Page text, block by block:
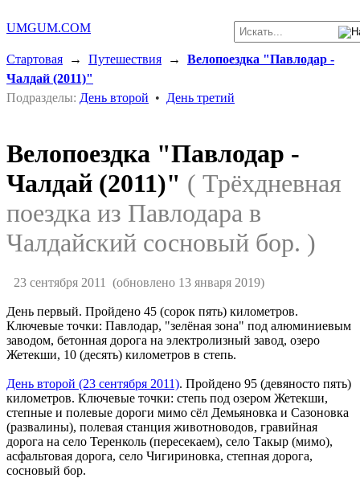
UMGUM.COM
Стартовая → Путешествия → Велопоездка "Павлодар -
Чалдай (2011)"
Подразделы: День второй • День третий
Велопоездка "Павлодар -
Чалдай (2011)" ( Трёхдневная
поездка из Павлодара в
Чалдайский сосновый бор. )
23 сентября 2011 (обновлено 13 января 2019)
День первый. Пройдено 45 (сорок пять) километров.
Ключевые точки: Павлодар, "зелёная зона" под алюминиевым
заводом, бетонная дорога на электролизный завод, озеро
Жетекши, 10 (десять) километров в степь.
День второй (23 сентября 2011). Пройдено 95 (девяносто пять)
километров. Ключевые точки: степь под озером Жетекши,
степные и полевые дороги мимо сёл Демьяновка и Сазоновка
(развалины), полевая станция животноводов, гравийная
дорога на село Теренколь (пересекаем), село Такыр (мимо),
асфальтовая дорога, село Чигириновка, степная дорога,
сосновый бор.